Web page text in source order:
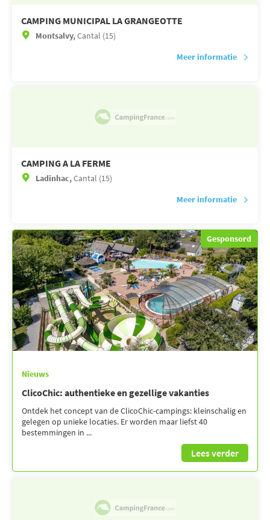
CAMPING MUNICIPAL LA GRANGEOTTE
Montsalvy,Cantal (15)
Meer informatie
CAMPING A LA FERME
Ladinhac,Cantal (15)
Meer informatie
Gesponsord
Nieuws
ClicoChic: authentieke en gezellige vakanties
Ontdek het concept van de ClicoChic-campings: kleinschalig en
gelegen op unieke locaties. Er worden maar liefst 40
bestemmingen in ...
Lees verder